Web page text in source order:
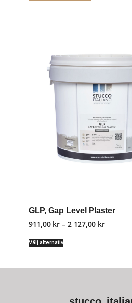
GLP, Gap Level Plaster
911,00 kr – 2 127,00 kr
Välj alternativ